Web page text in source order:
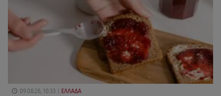
09.08.26, 10:33 ΕΛΛΑΔΑ